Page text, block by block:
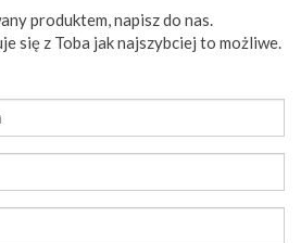
produktem, napisz do nas.
się z Toba jak najszybciej to możliwe.